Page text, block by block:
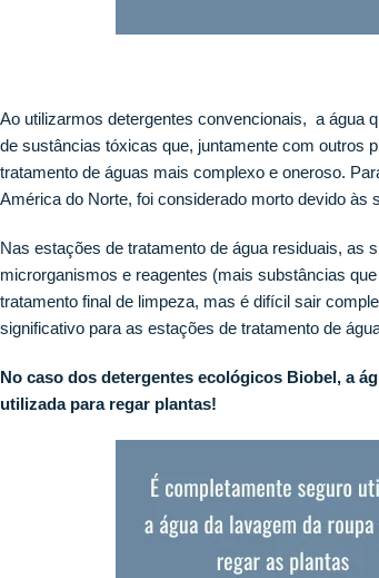
Ao utilizarmos detergentes convencionais, a água
de sustâncias tóxicas que, juntamente com outros
tratamento de águas mais complexo e oneroso.
América do Norte, foi considerado morto devido
Nas estações de tratamento de água residuais, as
microrganismos e reagentes (mais substâncias
tratamento final de limpeza, mas é difícil sair
significativo para as estações de tratamento de
No caso dos detergentes ecológicos Biobel, a
utilizada para regar plantas!